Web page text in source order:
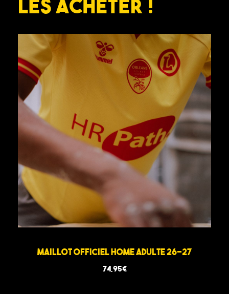
LES ACHETER !
Maillot Officiel Home Adulte 26-27
74,95€